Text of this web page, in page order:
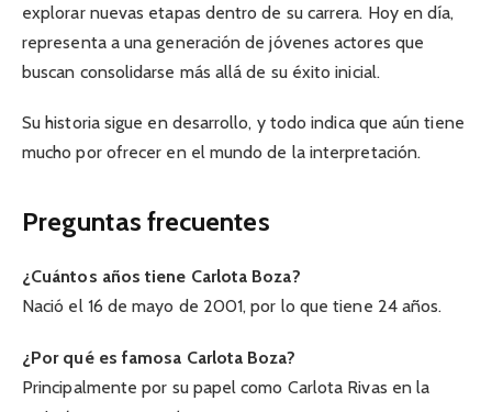
explorar nuevas etapas dentro de su carrera. Hoy en día,
representa a una generación de jóvenes actores que
buscan consolidarse más allá de su éxito inicial.
Su historia sigue en desarrollo, y todo indica que aún tiene
mucho por ofrecer en el mundo de la interpretación.
Preguntas frecuentes
¿Cuántos años tiene Carlota Boza?
Nació el 16 de mayo de 2001, por lo que tiene 24 años.
¿Por qué es famosa Carlota Boza?
Principalmente por su papel como Carlota Rivas en la